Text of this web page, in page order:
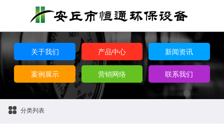
关于我们 产品中心 新闻资讯
案例展示 营销网络 联系我们
分类列表